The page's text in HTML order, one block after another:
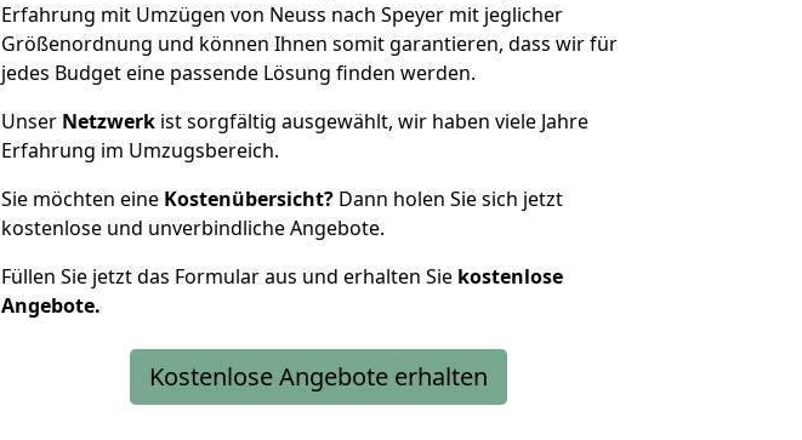
Erfahrung mit Umzügen von Neuss nach Speyer mit jeglicher
Größenordnung und können Ihnen somit garantieren, dass wir für
jedes Budget eine passende Lösung finden werden.
Unser Netzwerk ist sorgfältig ausgewählt, wir haben viele Jahre
Erfahrung im Umzugsbereich.
Sie möchten eine Kostenübersicht? Dann holen Sie sich jetzt
kostenlose und unverbindliche Angebote.
Füllen Sie jetzt das Formular aus und erhalten Sie kostenlose
Angebote.
Kostenlose Angebote erhalten